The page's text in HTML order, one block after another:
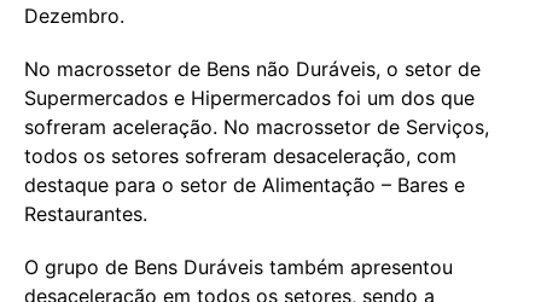
Dezembro.
No macrossetor de Bens não Duráveis, o setor de
Supermercados e Hipermercados foi um dos que
sofreram aceleração. No macrossetor de Serviços,
todos os setores sofreram desaceleração, com
destaque para o setor de Alimentação – Bares e
Restaurantes.
O grupo de Bens Duráveis também apresentou
desaceleração em todos os setores, sendo a